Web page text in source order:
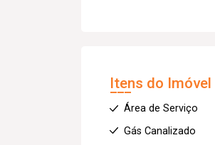
Itens do Imóvel
Área de Serviço
Gás Canalizado